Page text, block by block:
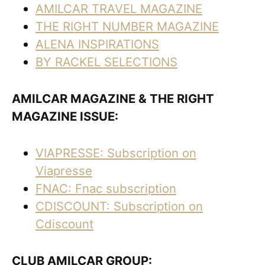
AMILCAR TRAVEL MAGAZINE
THE RIGHT NUMBER MAGAZINE
ALENA INSPIRATIONS
BY RACKEL SELECTIONS
AMILCAR MAGAZINE & THE RIGHT
MAGAZINE ISSUE:
VIAPRESSE: Subscription on
Viapresse
FNAC: Fnac subscription
CDISCOUNT: Subscription on
Cdiscount
CLUB AMILCAR GROUP: